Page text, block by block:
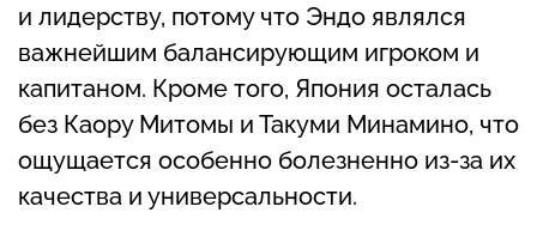
и лидерству, потому что Эндо являлся
важнейшим балансирующим игроком и
капитаном. Кроме того, Япония осталась
без Каору Митомы и Такуми Минамино, что
ощущается особенно болезненно из-за их
качества и универсальности.